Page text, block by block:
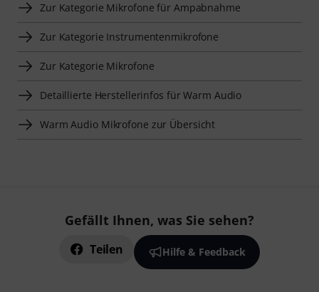
Zur Kategorie Mikrofone für Ampabnahme
Zur Kategorie Instrumentenmikrofone
Zur Kategorie Mikrofone
Detaillierte Herstellerinfos für Warm Audio
Warm Audio Mikrofone zur Übersicht
Gefällt Ihnen, was Sie sehen?
Teilen Hilfe & Feedback